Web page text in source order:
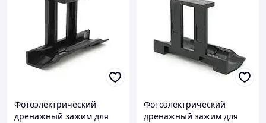
Фотоэлектрический
дренажный зажим для
Фотоэлектрический
дренажный зажим для